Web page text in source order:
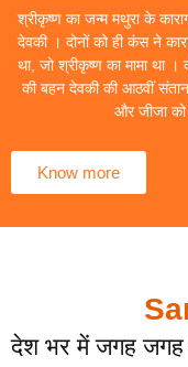
श्रीकृष्ण का जन्म मथुरा के
देवकी । दोनों को ही कंस ने
था, जो श्रीकृष्ण का मामा था
की बहन देवकी की आठवीं
और जीजा को
Know more
देश भर में जगह जगह